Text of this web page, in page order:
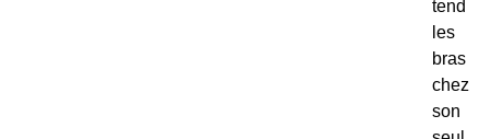
tend
les
bras
chez
son